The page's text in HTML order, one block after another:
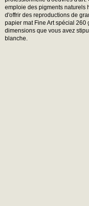
emploie des pigments naturels
d'offrir des reproductions de
papier mat Fine Art spécial
dimensions que vous avez
blanche.